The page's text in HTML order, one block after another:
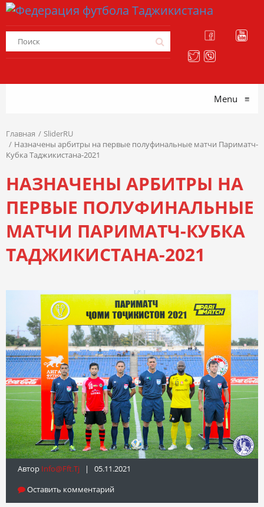
Menu ≡
Главная
SliderRU
Назначены арбитры на первые полуфинальные матчи Париматч-
Кубка Таджикистана-2021
НАЗНАЧЕНЫ АРБИТРЫ НА
ПЕРВЫЕ ПОЛУФИНАЛЬНЫЕ
МАТЧИ ПАРИМАТЧ-КУБКА
ТАДЖИКИСТАНА-2021
Автор Info@fft.tj | 05.11.2021
Оставить комментарий